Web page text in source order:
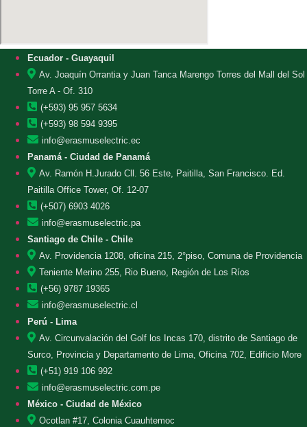
Ecuador - Guayaquil
Av. Joaquín Orrantia y Juan Tanca Marengo Torres del Mall del Sol
Torre A - Of. 310
(+593) 95 957 5634
(+593) 98 594 9395
info@erasmuselectric.ec
Panamá - Ciudad de Panamá
Av. Ramón H.Jurado Cll. 56 Este, Paitilla, San Francisco. Ed.
Paitilla Office Tower, Of. 12-07
(+507) 6903 4026
info@erasmuselectric.pa
Santiago de Chile - Chile
Av. Providencia 1208, oficina 215, 2°piso, Comuna de Providencia
Teniente Merino 255, Rio Bueno, Región de Los Ríos
(+56) 9787 19365
info@erasmuselectric.cl
Perú - Lima
Av. Circunvalación del Golf los Incas 170, distrito de Santiago de
Surco, Provincia y Departamento de Lima, Oficina 702, Edificio More
(+51) 919 106 992
info@erasmuselectric.com.pe
México - Ciudad de México
Ocotlan #17, Colonia Cuauhtemoc